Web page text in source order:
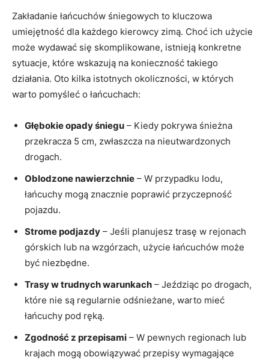
Zakładanie łańcuchów śniegowych to kluczowa
umiejętność dla każdego kierowcy zimą. Choć ich użycie
może wydawać się skomplikowane, istnieją konkretne
sytuacje, które wskazują na konieczność takiego
działania. Oto kilka istotnych okoliczności, w których
warto pomyśleć o łańcuchach:
Głębokie opady śniegu – Kiedy pokrywa śnieżna
przekracza 5 cm, zwłaszcza na nieutwardzonych
drogach.
Oblodzone nawierzchnie – W przypadku lodu,
łańcuchy mogą znacznie poprawić przyczepność
pojazdu.
Strome podjazdy – Jeśli planujesz trasę w rejonach
górskich lub na wzgórzach, użycie łańcuchów może
być niezbędne.
Trasy w trudnych warunkach – Jeździąc po drogach,
które nie są regularnie odśnieżane, warto mieć
łańcuchy pod ręką.
Zgodność z przepisami – W pewnych regionach lub
krajach mogą obowiązywać przepisy wymagające